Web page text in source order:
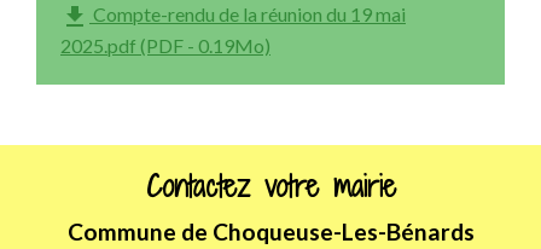
file_download Compte-rendu de la réunion du 19 mai
2025.pdf (PDF - 0.19Mo)
Contactez votre mairie
Commune de Choqueuse-Les-Bénards